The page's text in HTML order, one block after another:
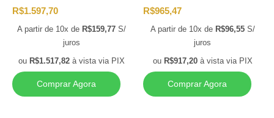
R$1.597,70
A partir de 10x de R$159,77 S/
juros
ou R$1.517,82 à vista via PIX
Comprar Agora
R$965,47
A partir de 10x de R$96,55 S/
juros
ou R$917,20 à vista via PIX
Comprar Agora